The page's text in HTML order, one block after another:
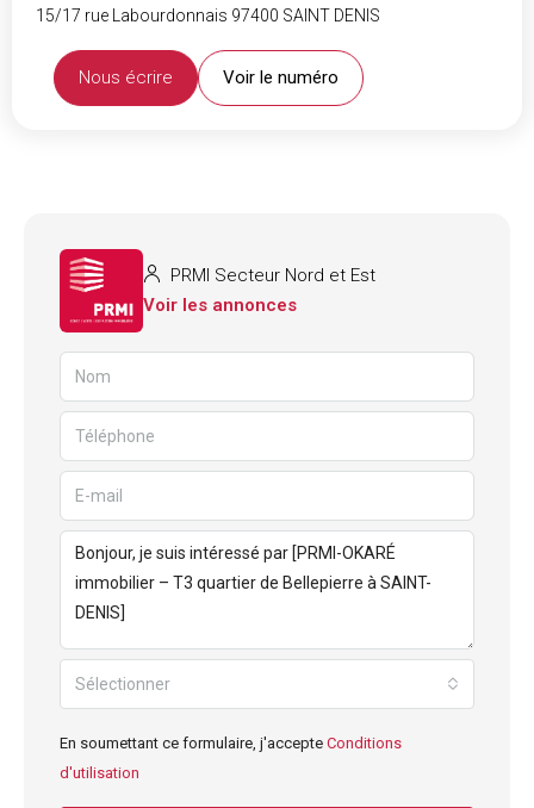
15/17 rue Labourdonnais 97400 SAINT DENIS
Nous écrire Voir le numéro
PRMI Secteur Nord et Est
Voir les annonces
Sélectionner
En soumettant ce formulaire, j'accepte Conditions
d'utilisation